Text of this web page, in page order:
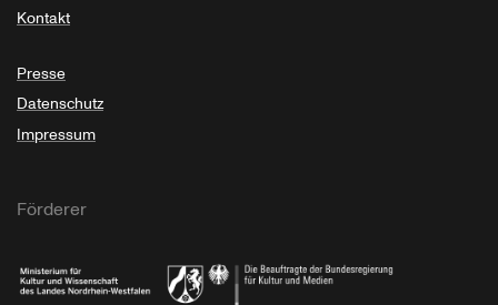
Kontakt
Presse
Datenschutz
Impressum
Förderer